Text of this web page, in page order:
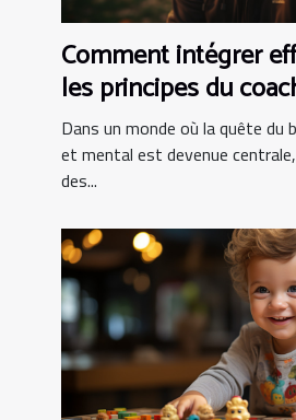
Comment intégrer
les principes du
améliorer votre
Dans un monde où la quête du
et mental est devenue
des...